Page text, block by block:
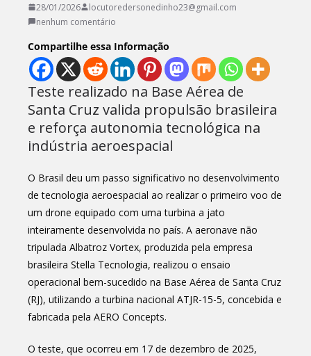
28/01/2026
locutoredersonedinho23@gmail.com
nenhum comentário
Compartilhe essa Informação
Teste realizado na Base Aérea de
Santa Cruz valida propulsão brasileira
e reforça autonomia tecnológica na
indústria aeroespacial
O Brasil deu um passo significativo no desenvolvimento
de tecnologia aeroespacial ao realizar o primeiro voo de
um drone equipado com uma turbina a jato
inteiramente desenvolvida no país. A aeronave não
tripulada Albatroz Vortex, produzida pela empresa
brasileira Stella Tecnologia, realizou o ensaio
operacional bem-sucedido na Base Aérea de Santa Cruz
(RJ), utilizando a turbina nacional ATJR-15-5, concebida e
fabricada pela AERO Concepts.
O teste, que ocorreu em 17 de dezembro de 2025,